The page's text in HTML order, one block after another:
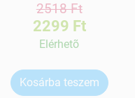
2518 Ft
2299 Ft
Elérhetõ
Kosárba teszem